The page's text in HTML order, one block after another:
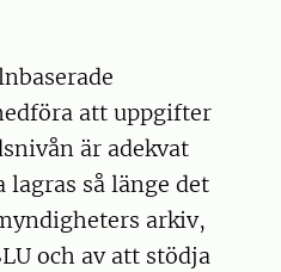
att uppgifter
är adekvat
så länge det
arkiv,
och av att stödja